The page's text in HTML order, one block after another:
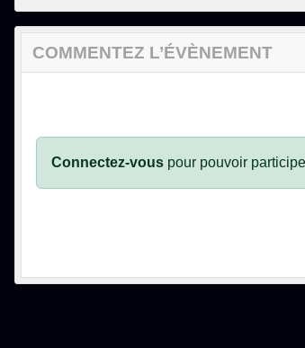
COMMENTEZ L’ÉVÈNEMENT
Connectez-vous pour pouvoir